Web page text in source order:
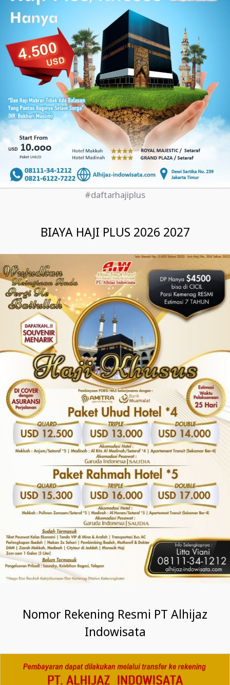
#daftarhajiplus
BIAYA HAJI PLUS 2026 2027
Nomor Rekening Resmi PT Alhijaz
Indowisata